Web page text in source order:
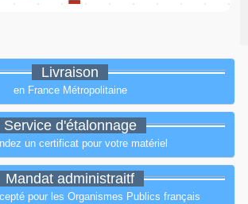
Livraison
en France Métropolitaine
Service d'étalonnage
un certificat pour votre matériel
Mandat administraitf
pour les Organismes Publics français